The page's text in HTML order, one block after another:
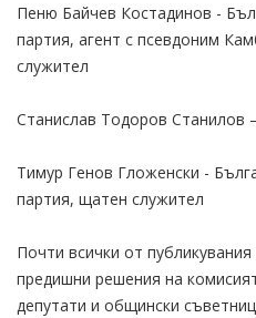
Пеню Байчев Костадинов -
партия, агент с псевдоним
служител
Станислав Тодоров Станилов
Тимур Генов Гложенски -
партия, щатен служител
Почти всички от
предишни решения на
депутати и общински